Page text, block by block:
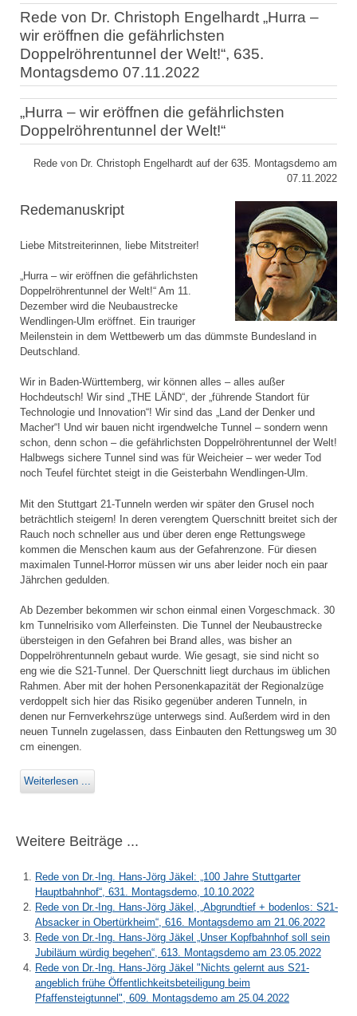
Rede von Dr. Christoph Engelhardt „Hurra –
wir eröffnen die gefährlichsten
Doppelröhrentunnel der Welt!“, 635.
Montagsdemo 07.11.2022
„Hurra – wir eröffnen die gefährlichsten
Doppelröhrentunnel der Welt!“
Rede von Dr. Christoph Engelhardt auf der 635. Montagsdemo am
07.11.2022
Redemanuskript
Liebe Mitstreiterinnen, liebe Mitstreiter!
„Hurra – wir eröffnen die gefährlichsten
Doppelröhrentunnel der Welt!“ Am 11.
Dezember wird die Neubaustrecke
Wendlingen-Ulm eröffnet. Ein trauriger
Meilenstein in dem Wettbewerb um das dümmste Bundesland in
Deutschland.
Wir in Baden-Württemberg, wir können alles – alles außer
Hochdeutsch! Wir sind „THE LÄND“, der „führende Standort für
Technologie und Innovation“! Wir sind das „Land der Denker und
Macher“! Und wir bauen nicht irgendwelche Tunnel – sondern wenn
schon, denn schon – die gefährlichsten Doppelröhrentunnel der Welt!
Halbwegs sichere Tunnel sind was für Weicheier – wer weder Tod
noch Teufel fürchtet steigt in die Geisterbahn Wendlingen-Ulm.
Mit den Stuttgart 21-Tunneln werden wir später den Grusel noch
beträchtlich steigern! In deren verengtem Querschnitt breitet sich der
Rauch noch schneller aus und über deren enge Rettungswege
kommen die Menschen kaum aus der Gefahrenzone. Für diesen
maximalen Tunnel-Horror müssen wir uns aber leider noch ein paar
Jährchen gedulden.
Ab Dezember bekommen wir schon einmal einen Vorgeschmack. 30
km Tunnelrisiko vom Allerfeinsten. Die Tunnel der Neubaustrecke
übersteigen in den Gefahren bei Brand alles, was bisher an
Doppelröhrentunneln gebaut wurde. Wie gesagt, sie sind nicht so
eng wie die S21-Tunnel. Der Querschnitt liegt durchaus im üblichen
Rahmen. Aber mit der hohen Personenkapazität der Regionalzüge
verdoppelt sich hier das Risiko gegenüber anderen Tunneln, in
denen nur Fernverkehrszüge unterwegs sind. Außerdem wird in den
neuen Tunneln zugelassen, dass Einbauten den Rettungsweg um 30
cm einengen.
Weiterlesen ...
Weitere Beiträge ...
Rede von Dr.-Ing. Hans-Jörg Jäkel: „100 Jahre Stuttgarter
Hauptbahnhof“, 631. Montagsdemo, 10.10.2022
Rede von Dr.-Ing. Hans-Jörg Jäkel, „Abgrundtief + bodenlos: S21-
Absacker in Obertürkheim“, 616. Montagsdemo am 21.06.2022
Rede von Dr.-Ing. Hans-Jörg Jäkel „Unser Kopfbahnhof soll sein
Jubiläum würdig begehen“, 613. Montagsdemo am 23.05.2022
Rede von Dr.-Ing. Hans-Jörg Jäkel "Nichts gelernt aus S21-
angeblich frühe Öffentlichkeitsbeteiligung beim
Pfaffensteigtunnel", 609. Montagsdemo am 25.04.2022